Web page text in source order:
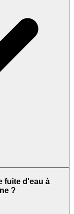
fuite d'eau à
?